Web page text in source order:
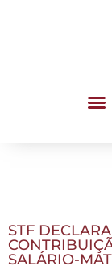
STF
SALÁRIO-